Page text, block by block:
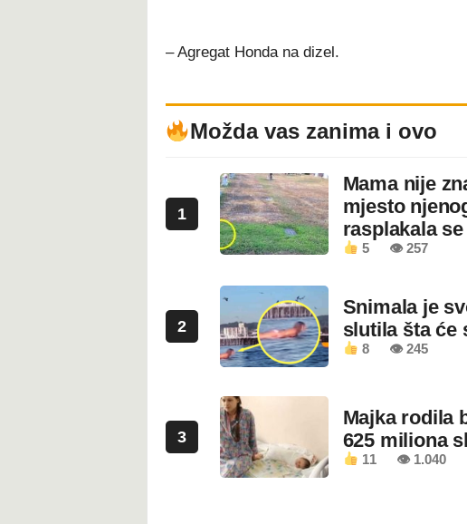
– Agregat Honda na dizel.
Možda vas zanima i ovo
1
Mama nije
mjesto
rasplakala
5 👁 257
2
Snimala je
slutila šta će
8 👁 245
3
Majka rodila
625 miliona
11 👁 1.040